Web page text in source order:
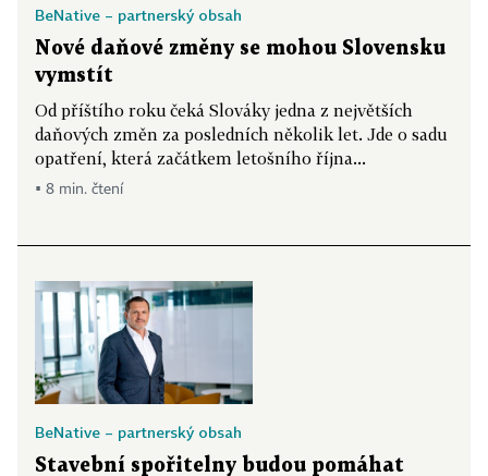
BeNative – partnerský obsah
Nové daňové změny se mohou Slovensku
vymstít
Od příštího roku čeká Slováky jedna z největších
daňových změn za posledních několik let. Jde o sadu
opatření, která začátkem letošního října...
▪ 8 min. čtení
BeNative – partnerský obsah
Stavební spořitelny budou pomáhat